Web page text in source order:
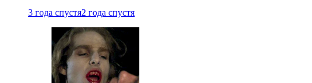
3 года спустя2 года спустя